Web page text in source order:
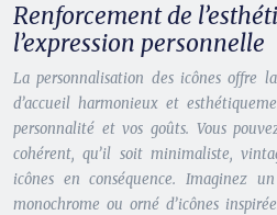
Renforcement de
l’expression personnelle
La personnalisation des icônes offre
d’accueil harmonieux et
personnalité et vos goûts. Vous
cohérent, qu’il soit minimaliste,
icônes en conséquence. Imaginez
monochrome ou orné d’icônes